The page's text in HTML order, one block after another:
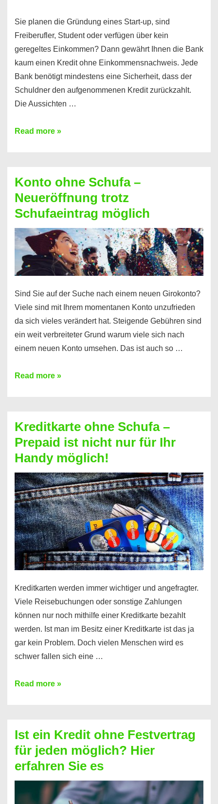
Sie planen die Gründung eines Start-up, sind
Freiberufler, Student oder verfügen über kein
geregeltes Einkommen? Dann gewährt Ihnen die Bank
kaum einen Kredit ohne Einkommensnachweis. Jede
Bank benötigt mindestens eine Sicherheit, dass der
Schuldner den aufgenommenen Kredit zurückzahlt.
Die Aussichten …
Mit
Sie
einen
Kredit
ohne
Einkommensnachweis
Read more »
Konto ohne Schufa –
Neueröffnung trotz
Schufaeintrag möglich
Sind Sie auf der Suche nach einem neuen Girokonto?
Viele sind mit Ihrem momentanen Konto unzufrieden
da sich vieles verändert hat. Steigende Gebühren sind
ein weit verbreiteter Grund warum viele sich nach
einem neuen Konto umsehen. Das ist auch so …
Konto
Neueröffnung
trotz
Schufaeintrag
möglich
Read more »
Kreditkarte ohne Schufa –
Prepaid ist nicht nur für Ihr
Handy möglich!
Kreditkarten werden immer wichtiger und angefragter.
Viele Reisebuchungen oder sonstige Zahlungen
können nur noch mithilfe einer Kreditkarte bezahlt
werden. Ist man im Besitz einer Kreditkarte ist das ja
gar kein Problem. Doch vielen Menschen wird es
schwer fallen sich eine …
Kreditkarte
Prepaid
ist
nicht
nur
für
Read more »
Ist ein Kredit ohne Festvertrag
für jeden möglich? Hier
erfahren Sie es